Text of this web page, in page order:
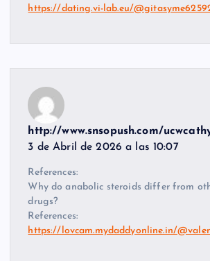
https://dating.vi-lab.eu/
http://www.snsopush.com/
3 de Abril de 2026 a las 10:07
References:
Why do anabolic steroids differ from
drugs?
References:
https://lovcam.mydaddyonline.in/